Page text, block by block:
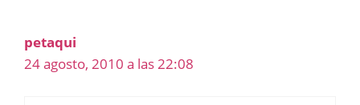
petaqui
24 agosto, 2010 a las 22:08